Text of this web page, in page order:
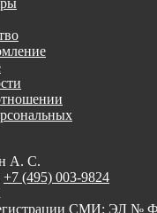
А. С.
+7 (495) 003-9824
СМИ: ЭЛ №